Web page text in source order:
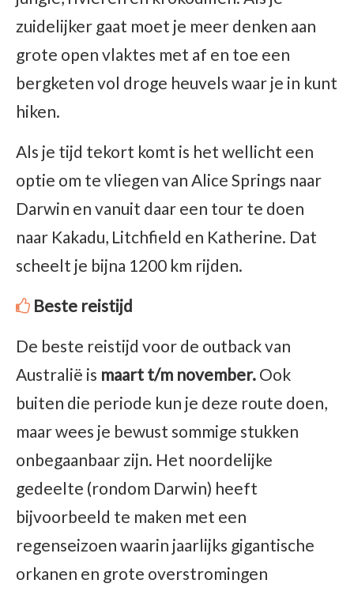
zuidelijker gaat moet je meer denken aan
grote open vlaktes met af en toe een
bergketen vol droge heuvels waar je in kunt
hiken.
Als je tijd tekort komt is het wellicht een
optie om te vliegen van Alice Springs naar
Darwin en vanuit daar een tour te doen
naar Kakadu, Litchfield en Katherine. Dat
scheelt je bijna 1200 km rijden.
Beste reistijd
De beste reistijd voor de outback van
Australië is maart t/m november. Ook
buiten die periode kun je deze route doen,
maar wees je bewust sommige stukken
onbegaanbaar zijn. Het noordelijke
gedeelte (rondom Darwin) heeft
bijvoorbeeld te maken met een
regenseizoen waarin jaarlijks gigantische
orkanen en grote overstromingen